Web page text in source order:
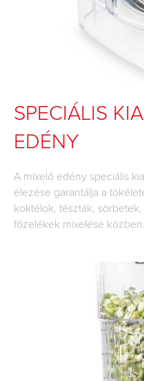
SPECIÁLIS
EDÉNY
A mixelő edény speciális
élezése garantálja a
koktélok, tészták,
főzelékek mixelése közben.